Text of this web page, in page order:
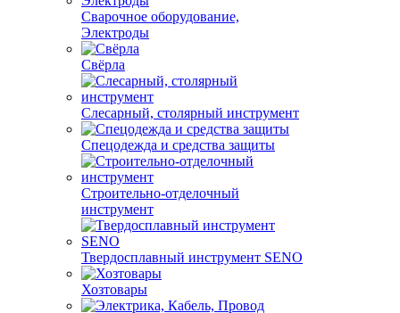
Сварочное оборудование,
Электроды
Свёрла
Слесарный, столярный инструмент
Спецодежда и средства защиты
Строительно-отделочный
инструмент
Твердосплавный инструмент SENO
Хозтовары